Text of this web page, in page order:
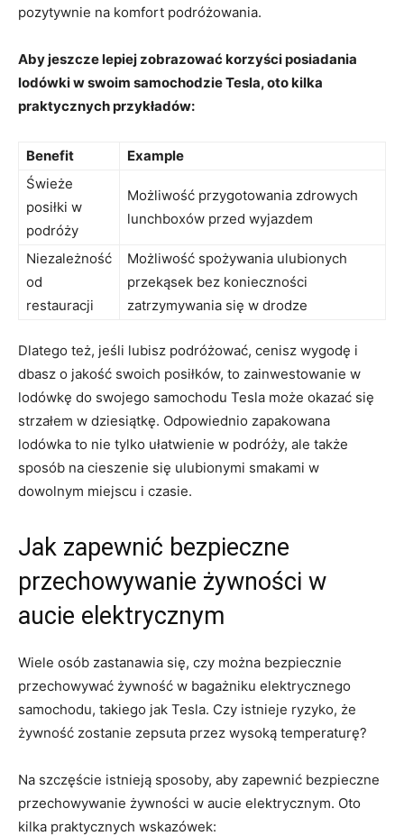
pozytywnie ⁢na komfort​ podróżowania.
Aby jeszcze lepiej zobrazować korzyści⁢ posiadania
lodówki w swoim samochodzie Tesla, oto⁣ kilka
praktycznych przykładów:
Benefit
Example
Świeże
posiłki w⁣
podróży
Możliwość ⁤przygotowania zdrowych
⁢lunchboxów⁤ przed wyjazdem
Niezależność
od
restauracji
Możliwość spożywania ulubionych⁣
przekąsek bez konieczności
zatrzymywania⁣ się w drodze
Dlatego‍ też, jeśli lubisz podróżować, cenisz wygodę i
⁢dbasz‍ o jakość swoich posiłków, to zainwestowanie ⁢w
lodówkę do swojego samochodu Tesla ⁣może ‌okazać się
strzałem w dziesiątkę.⁤ Odpowiednio​ zapakowana
lodówka to nie ⁣tylko ułatwienie ‌w podróży, ale także
sposób ⁢na cieszenie się⁢ ulubionymi smakami w
‌dowolnym miejscu ⁢i czasie.
Jak​ zapewnić bezpieczne
przechowywanie żywności w
aucie⁢ elektrycznym
Wiele osób zastanawia się, czy można bezpiecznie
przechowywać żywność ⁤w‌ bagażniku elektrycznego
samochodu, takiego jak Tesla. Czy istnieje ryzyko, że‍
żywność zostanie zepsuta przez wysoką temperaturę?
Na szczęście ​istnieją sposoby,⁤ aby zapewnić ⁤bezpieczne
przechowywanie⁤ żywności w aucie elektrycznym. Oto‍
kilka⁤ praktycznych ⁣wskazówek: